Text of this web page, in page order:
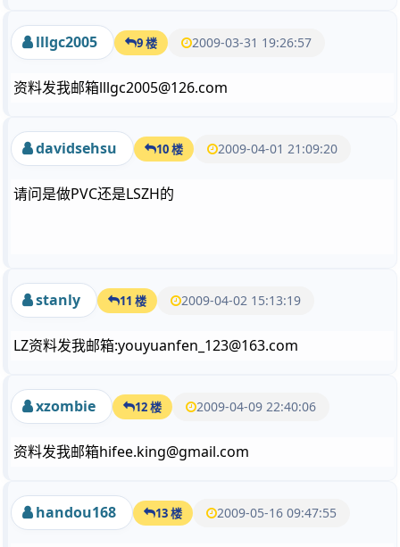
lllgc2005 9 楼 2009-03-31 19:26:57
资料发我邮箱lllgc2005@126.com
davidsehsu 10 楼 2009-04-01 21:09:20
请问是做PVC还是LSZH的
stanly 11 楼 2009-04-02 15:13:19
LZ资料发我邮箱:youyuanfen_123@163.com
xzombie 12 楼 2009-04-09 22:40:06
资料发我邮箱hifee.king@gmail.com
handou168 13 楼 2009-05-16 09:47:55